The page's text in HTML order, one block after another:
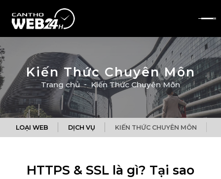
Kiến Thức Chuyên Môn
Trang chủ Kiến Thức Chuyên Môn
LOẠI WEB DỊCH VỤ KIẾN THỨC CHUYÊN MÔN
HTTPS & SSL là gì? Tại sao